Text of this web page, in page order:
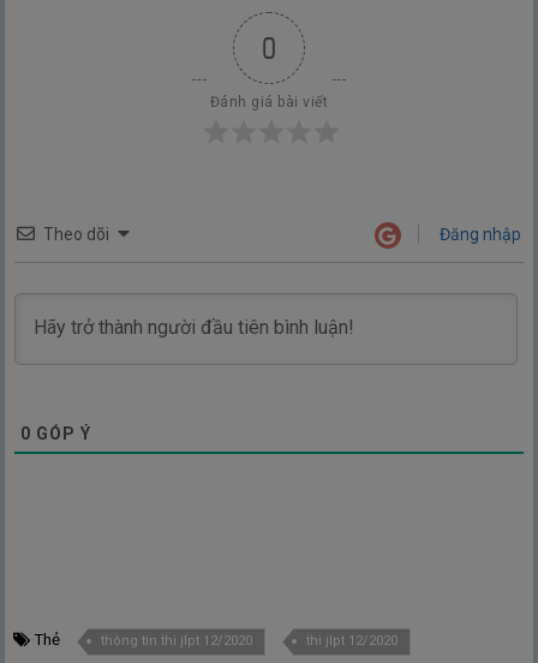
0
Đánh giá bài viết
Theo dõi Đăng nhập
0 GÓP Ý
Thẻ thông tin thi jlpt 12/2020 thi jlpt 12/2020